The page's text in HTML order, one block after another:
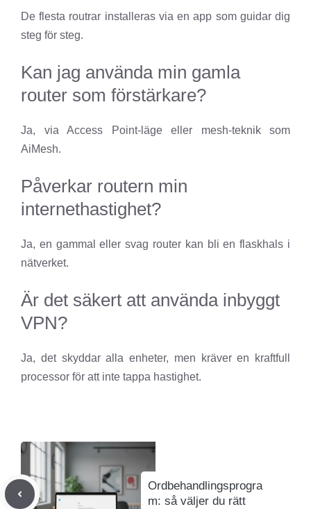
De flesta routrar installeras via en app som guidar dig
steg för steg.
Kan jag använda min gamla
router som förstärkare?
Ja, via Access Point-läge eller mesh-teknik som
AiMesh.
Påverkar routern min
internethastighet?
Ja, en gammal eller svag router kan bli en flaskhals i
nätverket.
Är det säkert att använda inbyggt
VPN?
Ja, det skyddar alla enheter, men kräver en kraftfull
processor för att inte tappa hastighet.
Ordbehandlingsprogra
m: så väljer du rätt